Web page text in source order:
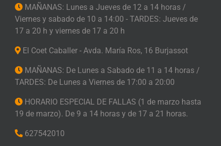
MAÑANAS: Lunes a Jueves de 12 a 14 horas /
Viernes y sabado de 10 a 14:00 - TARDES: Jueves de
17 a 20 h y viernes de 17 a 20 h
El Coet Caballer - Avda. María Ros, 16 Burjassot
MAÑANAS: De Lunes a Sabado de 11 a 14 horas /
TARDES: De Lunes a Viernes de 17:00 a 20:00
HORARIO ESPECIAL DE FALLAS (1 de marzo hasta
19 de marzo). De 9 a 14 horas y de 17 a 21 horas.
627542010